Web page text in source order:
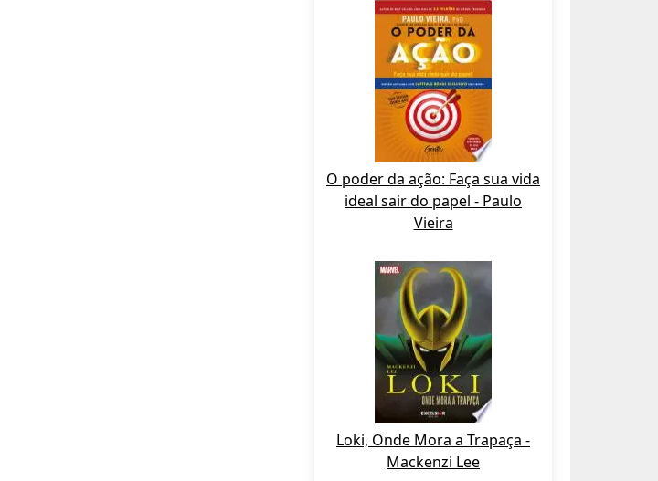
O poder da ação: Faça sua vida
ideal sair do papel - Paulo
Vieira
Loki, Onde Mora a Trapaça -
Mackenzi Lee